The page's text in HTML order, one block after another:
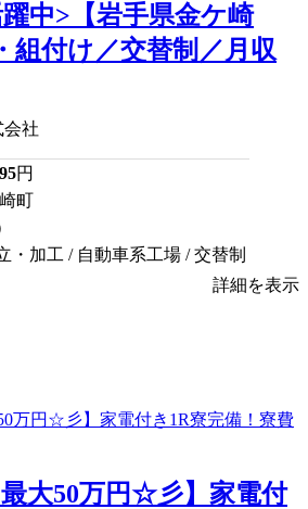
中>【岩手県金ケ崎
組付け／交替制／月収
会社
円
町
・加工 / 自動車系工場 / 交替制
詳細を表示
最大50万円☆彡】家電付